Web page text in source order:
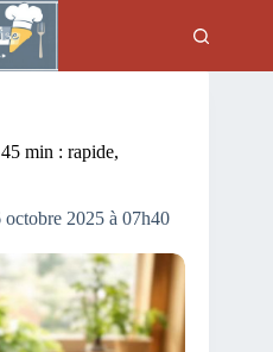
min : rapide,
octobre 2025 à 07h40